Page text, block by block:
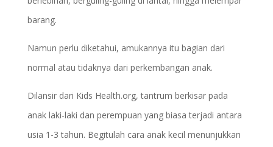
barang.
Namun perlu diketahui, amukannya itu bagian dari
normal atau tidaknya dari perkembangan anak.
Dilansir dari Kids Health.org, tantrum berkisar pada
anak laki-laki dan perempuan yang biasa terjadi antara
usia 1-3 tahun. Begitulah cara anak kecil menunjukkan